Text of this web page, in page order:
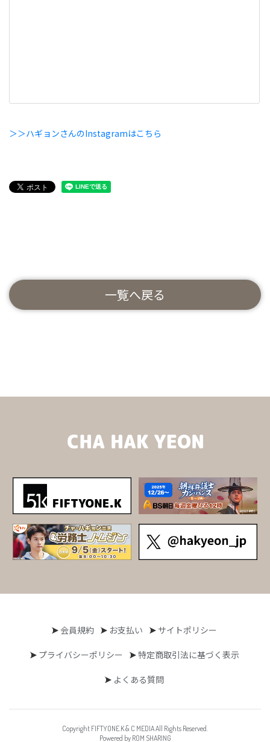
＞＞ハギョンさんのInstagramはこちら
一覧へ戻る
会員規約 お支払い サイトポリシー
プライバシーポリシー 特定商取引法に基づく表示
よくある質問
Copyright FIFTYONE.K & C MEDIA All Rights Reserved.
Powered by ROM SHARING